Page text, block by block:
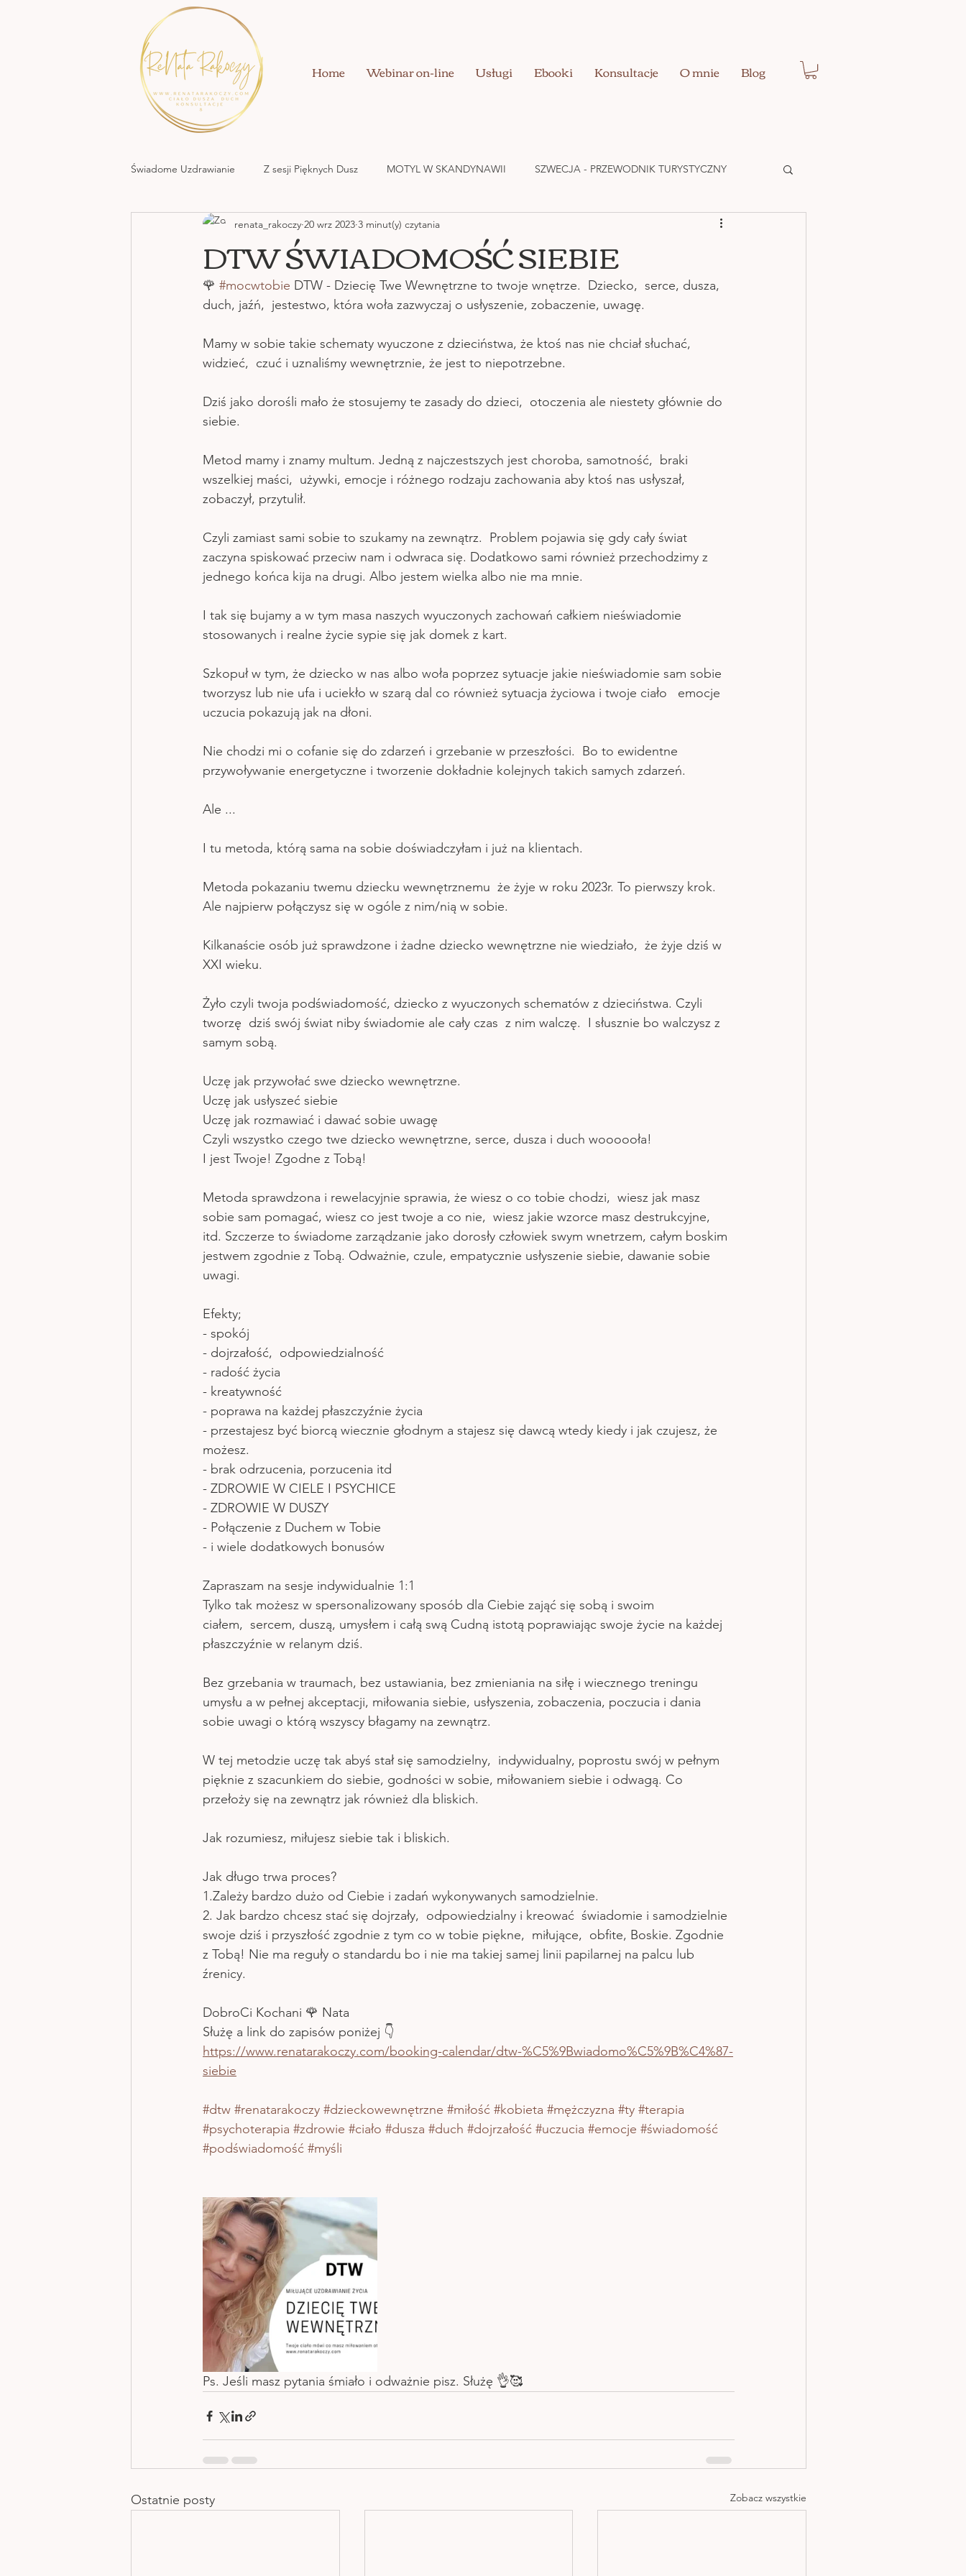
Home Webinar on-line Usługi Ebooki Konsultacje O mnie Blog
Świadome Uzdrawianie Z sesji Pięknych Dusz MOTYL W SKANDYNAWII SZWECJA - PRZEWODNIK TURYSTYCZNY
MOC KREACJI MIŁOWANIA UZDRAWIANIE CIAŁA
NATURA NATA
DTW ŚWIADOMOŚĆ SIEBIE
renata_rakoczy 20 wrz 2023 3 minut(y) czytania
🌹 #mocwtobie DTW - Dziecię Twe Wewnętrzne to twoje wnętrze.  Dziecko,  serce, dusza,
duch, jaźń,  jestestwo, która woła zazwyczaj o usłyszenie, zobaczenie, uwagę.
Mamy w sobie takie schematy wyuczone z dzieciństwa, że ktoś nas nie chciał słuchać,
widzieć,  czuć i uznaliśmy wewnętrznie, że jest to niepotrzebne.
Dziś jako dorośli mało że stosujemy te zasady do dzieci,  otoczenia ale niestety głównie do
siebie.
Metod mamy i znamy multum. Jedną z najczestszych jest choroba, samotność,  braki
wszelkiej maści,  używki, emocje i różnego rodzaju zachowania aby ktoś nas usłyszał,
zobaczył, przytulił.
Czyli zamiast sami sobie to szukamy na zewnątrz.  Problem pojawia się gdy cały świat
zaczyna spiskować przeciw nam i odwraca się. Dodatkowo sami również przechodzimy z
jednego końca kija na drugi. Albo jestem wielka albo nie ma mnie.
I tak się bujamy a w tym masa naszych wyuczonych zachowań całkiem nieświadomie
stosowanych i realne życie sypie się jak domek z kart.
Szkopuł w tym, że dziecko w nas albo woła poprzez sytuacje jakie nieświadomie sam sobie
tworzysz lub nie ufa i uciekło w szarą dal co również sytuacja życiowa i twoje ciało   emocje
uczucia pokazują jak na dłoni.
Nie chodzi mi o cofanie się do zdarzeń i grzebanie w przeszłości.  Bo to ewidentne
przywoływanie energetyczne i tworzenie dokładnie kolejnych takich samych zdarzeń.
Ale ...
I tu metoda, którą sama na sobie doświadczyłam i już na klientach.
Metoda pokazaniu twemu dziecku wewnętrznemu  że żyje w roku 2023r. To pierwszy krok.
Ale najpierw połączysz się w ogóle z nim/nią w sobie.
Kilkanaście osób już sprawdzone i żadne dziecko wewnętrzne nie wiedziało,  że żyje dziś w
XXI wieku.
Żyło czyli twoja podświadomość, dziecko z wyuczonych schematów z dzieciństwa. Czyli
tworzę  dziś swój świat niby świadomie ale cały czas  z nim walczę.  I słusznie bo walczysz z
samym sobą.
Uczę jak przywołać swe dziecko wewnętrzne.
Uczę jak usłyszeć siebie
Uczę jak rozmawiać i dawać sobie uwagę
Czyli wszystko czego twe dziecko wewnętrzne, serce, dusza i duch woooooła!
I jest Twoje! Zgodne z Tobą!
Metoda sprawdzona i rewelacyjnie sprawia, że wiesz o co tobie chodzi,  wiesz jak masz
sobie sam pomagać, wiesz co jest twoje a co nie,  wiesz jakie wzorce masz destrukcyjne,
itd. Szczerze to świadome zarządzanie jako dorosły człowiek swym wnetrzem, całym boskim
jestwem zgodnie z Tobą. Odważnie, czule, empatycznie usłyszenie siebie, dawanie sobie
uwagi.
Efekty;
- spokój
- dojrzałość,  odpowiedzialność
- radość życia
- kreatywność
- poprawa na każdej płaszczyźnie życia
- przestajesz być biorcą wiecznie głodnym a stajesz się dawcą wtedy kiedy i jak czujesz, że
możesz.
- brak odrzucenia, porzucenia itd
- ZDROWIE W CIELE I PSYCHICE
- ZDROWIE W DUSZY
- Połączenie z Duchem w Tobie
- i wiele dodatkowych bonusów
Zapraszam na sesje indywidualnie 1:1
Tylko tak możesz w spersonalizowany sposób dla Ciebie zająć się sobą i swoim
ciałem,  sercem, duszą, umysłem i całą swą Cudną istotą poprawiając swoje życie na każdej
płaszczyźnie w relanym dziś.
Bez grzebania w traumach, bez ustawiania, bez zmieniania na siłę i wiecznego treningu
umysłu a w pełnej akceptacji, miłowania siebie, usłyszenia, zobaczenia, poczucia i dania
sobie uwagi o którą wszyscy błagamy na zewnątrz.
W tej metodzie uczę tak abyś stał się samodzielny,  indywidualny, poprostu swój w pełnym
pięknie z szacunkiem do siebie, godności w sobie, miłowaniem siebie i odwagą. Co
przełoży się na zewnątrz jak również dla bliskich.
Jak rozumiesz, miłujesz siebie tak i bliskich.
Jak długo trwa proces?
1.Zależy bardzo dużo od Ciebie i zadań wykonywanych samodzielnie.
2. Jak bardzo chcesz stać się dojrzały,  odpowiedzialny i kreować  świadomie i samodzielnie
swoje dziś i przyszłość zgodnie z tym co w tobie piękne,  miłujące,  obfite, Boskie. Zgodnie
z Tobą! Nie ma reguły o standardu bo i nie ma takiej samej linii papilarnej na palcu lub
źrenicy.
DobroCi Kochani 🌹 Nata
Służę a link do zapisów poniżej 👇
https://www.renatarakoczy.com/booking-calendar/dtw-%C5%9Bwiadomo%C5%9B%C4%87-
siebie
#dtw #renatarakoczy #dzieckowewnętrzne #miłość #kobieta #mężczyzna #ty #terapia
#psychoterapia #zdrowie #ciało #dusza #duch #dojrzałość #uczucia #emocje #świadomość
#podświadomość #myśli
Ps. Jeśli masz pytania śmiało i odważnie pisz. Służę 👌🥰
Ostatnie posty Zobacz wszystkie